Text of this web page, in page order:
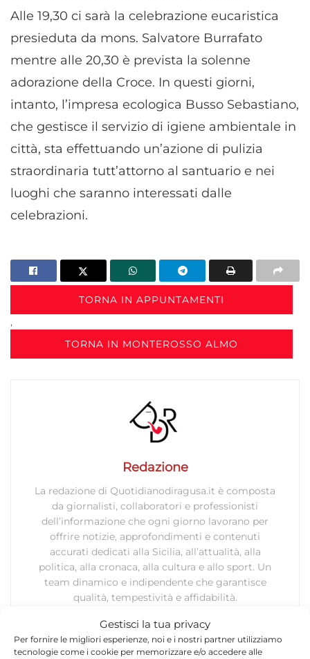
Gestisci la tua privacy
Per fornire le migliori esperienze, noi e i nostri partner utilizziamo
tecnologie come i cookie per memorizzare e/o accedere alle
Alle 19,30 ci sarà la celebrazione eucaristica
presieduta da mons. Salvatore Burrafato
mentre alle 20,30 è prevista la solenne
adorazione della Croce. In questi giorni,
intanto, l’impresa ecologica Busso Sebastiano,
che gestisce il servizio di igiene ambientale in
città, sta effettuando un’azione di pulizia
straordinaria tutt’attorno al santuario e nei
luoghi che saranno interessati dalle
celebrazioni.
TORNA IN APPUNTAMENTI
,
TORNA IN MONTEROSSO ALMO
Redazione
La redazione di Quotidianodiragusa.it è composta
da giornalisti, collaboratori e professionisti
dell’informazione che ogni giorno lavorano per
offrire notizie, approfondimenti e contenuti
accurati dedicati alla Sicilia, all’attualità, alla
politica, alla cronaca, alla cultura e allo sport. Un
team dinamico e indipendente che garantisce
qualità, tempestività e affidabilità.